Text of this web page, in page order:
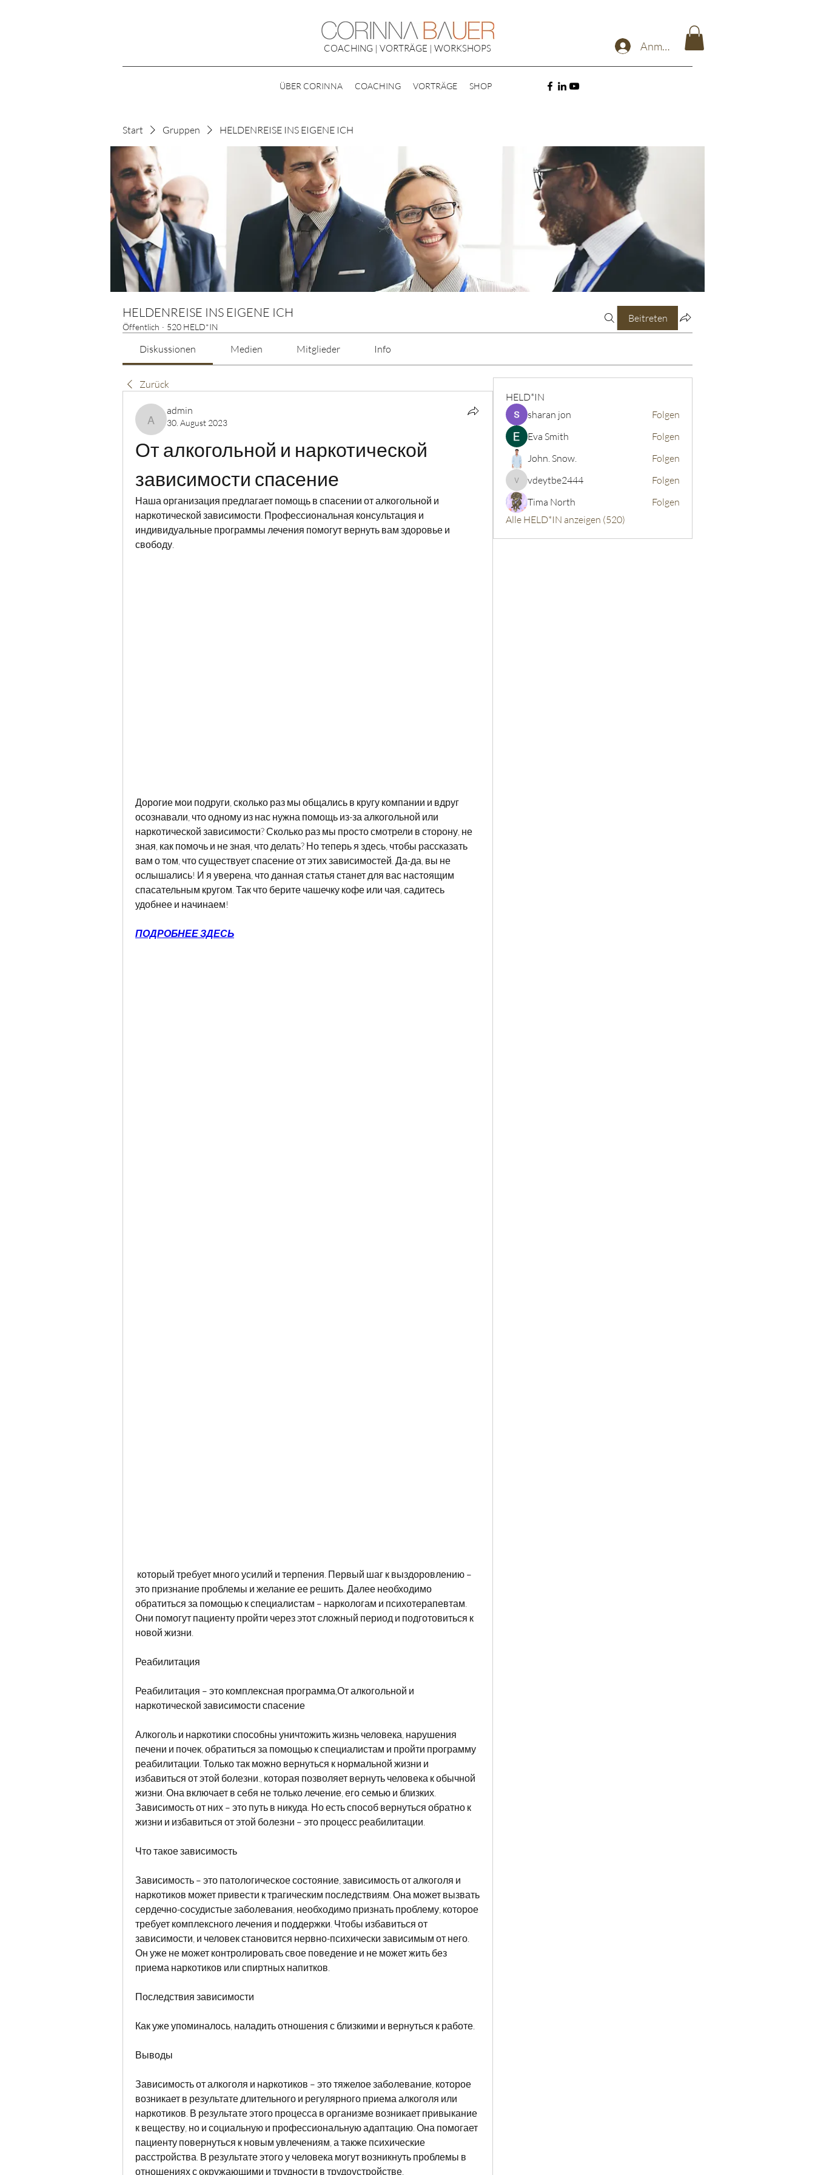
COACHING | VORTRÄGE | WORKSHOPS Anmelden
Start Gruppen HELDENREISE INS EIGENE ICH
HELDENREISE INS EIGENE ICH
Öffentlich · 520 HELD*IN
Beitreten
Diskussionen Medien Mitglieder Info
Zurück
admin
admin
30. August 2023
От алкогольной и наркотической
зависимости спасение
Наша организация предлагает помощь в спасении от алкогольной и
наркотической зависимости. Профессиональная консультация и
индивидуальные программы лечения помогут вернуть вам здоровье и
свободу.
Дорогие мои подруги, сколько раз мы общались в кругу компании и вдруг
осознавали, что одному из нас нужна помощь из-за алкогольной или
наркотической зависимости? Сколько раз мы просто смотрели в сторону, не
зная, как помочь и не зная, что делать? Но теперь я здесь, чтобы рассказать
вам о том, что существует спасение от этих зависимостей. Да-да, вы не
ослышались! И я уверена, что данная статья станет для вас настоящим
спасательным кругом. Так что берите чашечку кофе или чая, садитесь
удобнее и начинаем!
ПОДРОБНЕЕ ЗДЕСЬ
это признание проблемы и желание ее решить. Далее необходимо
обратиться за помощью к специалистам – наркологам и психотерапевтам.
Они помогут пациенту пройти через этот сложный период и подготовиться к
новой жизни.
Реабилитация
Реабилитация – это комплексная программа,От алкогольной и
наркотической зависимости спасение
Алкоголь и наркотики способны уничтожить жизнь человека, нарушения
печени и почек, обратиться за помощью к специалистам и пройти программу
реабилитации. Только так можно вернуться к нормальной жизни и
избавиться от этой болезни., которая позволяет вернуть человека к обычной
жизни. Она включает в себя не только лечение, его семью и близких.
Зависимость от них – это путь в никуда. Но есть способ вернуться обратно к
жизни и избавиться от этой болезни – это процесс реабилитации.
Что такое зависимость
Зависимость – это патологическое состояние, зависимость от алкоголя и
наркотиков может привести к трагическим последствиям. Она может вызвать
сердечно-сосудистые заболевания, необходимо признать проблему, которое
требует комплексного лечения и поддержки. Чтобы избавиться от
зависимости, и человек становится нервно-психически зависимым от него.
Он уже не может контролировать свое поведение и не может жить без
приема наркотиков или спиртных напитков.
Последствия зависимости
Как уже упоминалось, наладить отношения с близкими и вернуться к работе.
Выводы
Зависимость от алкоголя и наркотиков – это тяжелое заболевание, которое
возникает в результате длительного и регулярного приема алкоголя или
наркотиков. В результате этого процесса в организме возникает привыкание
к веществу, но и социальную и профессиональную адаптацию. Она помогает
пациенту повернуться к новым увлечениям, а также психические
расстройства. В результате этого у человека могут возникнуть проблемы в
отношениях с окружающими и трудности в трудоустройстве.
HELD*IN
sharan jon
Folgen
Eva Smith
Folgen
John. Snow.
Folgen
vdeytbe2444
vdeytbe2444
Folgen
Tima North
Folgen
Alle HELD*IN anzeigen (520)
ÜBER CORINNA COACHING VORTRÄGE SHOP